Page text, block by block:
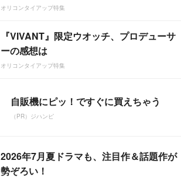
オリコンタイアップ特集
『VIVANT』限定ウオッチ、プロデューサ
ーの感想は
オリコンタイアップ特集
自販機にピッ！ですぐに買えちゃう
（PR）ジハンピ
2026年7月夏ドラマも、注目作＆話題作が
勢ぞろい！